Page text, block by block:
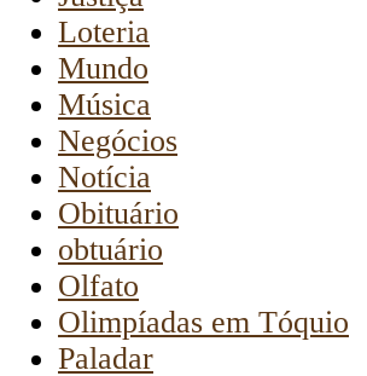
Loteria
Mundo
Música
Negócios
Notícia
Obituário
obtuário
Olfato
Olimpíadas em Tóquio
Paladar